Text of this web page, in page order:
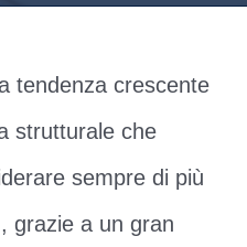
tendenza crescente
strutturale che
sempre di più
grazie a un gran